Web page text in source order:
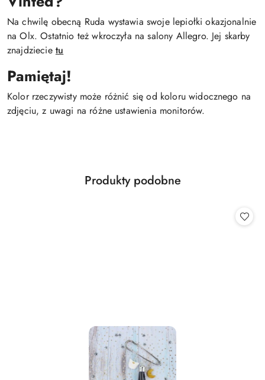
Na chwilę obecną Ruda wystawia swoje lepiołki okazjonalnie
na Olx. Ostatnio też wkroczyła na salony Allegro. Jej skarby
znajdziecie tu
Pamiętaj!
Kolor rzeczywisty może różnić się od koloru widocznego na
zdjęciu, z uwagi na różne ustawienia monitorów.
Pomiń karuzelę produktów
Produkty
Produkty podobne